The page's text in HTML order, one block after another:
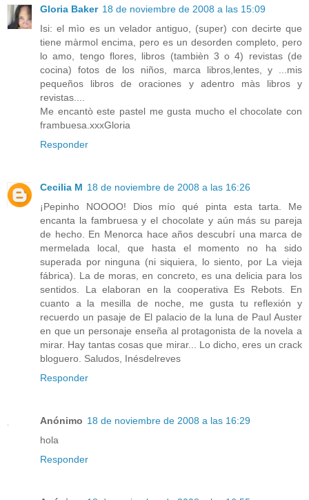
Gloria Baker 18 de noviembre de 2008 a las 15:09
Isi: el mìo es un velador antiguo, (super) con decirte que
tiene màrmol encima, pero es un desorden completo, pero
lo amo, tengo flores, libros (tambièn 3 o 4) revistas (de
cocina) fotos de los niños, marca libros,lentes, y ...mis
pequeños libros de oraciones y adentro màs libros y
revistas....
Me encantò este pastel me gusta mucho el chocolate con
frambuesa.xxxGloria
Responder
Cecilia M 18 de noviembre de 2008 a las 16:26
¡Pepinho NOOOO! Dios mío qué pinta esta tarta. Me
encanta la fambruesa y el chocolate y aún más su pareja
de hecho. En Menorca hace años descubrí una marca de
mermelada local, que hasta el momento no ha sido
superada por ninguna (ni siquiera, lo siento, por La vieja
fábrica). La de moras, en concreto, es una delicia para los
sentidos. La elaboran en la cooperativa Es Rebots. En
cuanto a la mesilla de noche, me gusta tu reflexión y
recuerdo un pasaje de El palacio de la luna de Paul Auster
en que un personaje enseña al protagonista de la novela a
mirar. Hay tantas cosas que mirar... Lo dicho, eres un crack
bloguero. Saludos, Inésdelreves
Responder
Anónimo 18 de noviembre de 2008 a las 16:29
hola
Responder